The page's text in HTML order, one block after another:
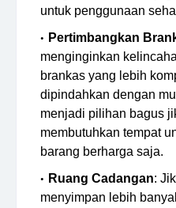
untuk penggunaan
Pertimbangkan
menginginkan
brankas yang lebih
dipindahkan dengan
menjadi pilihan bagus
membutuhkan tempat
barang berharga saja.
Ruang Cadangan:
menyimpan lebih